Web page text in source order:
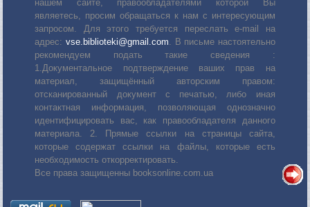
нашем сайте, правообладателями которой Вы
являетесь, просим обращаться к нам с интересующим
запросом. Для этого требуется переслать е-mail на
адрес: vse.biblioteki@gmail.com. В письме настоятельно
рекомендуем подать такие сведения :
1.Документальное подтверждение ваших прав на
материал, защищённый авторским правом:
отсканированный документ с печатью, либо иная
контактная информация, позволяющая однозначно
идентифицировать вас, как правообладателя данного
материала. 2. Прямые ссылки на страницы сайта,
которые содержат ссылки на файлы, которые есть
необходимость откорректировать.
Все права защищенны booksonline.com.ua